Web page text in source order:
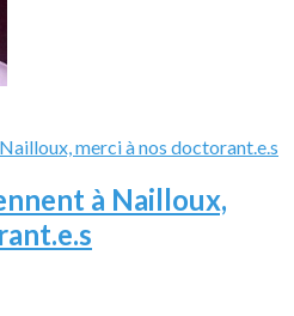
à Nailloux,